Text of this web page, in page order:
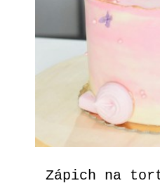
Zápich na